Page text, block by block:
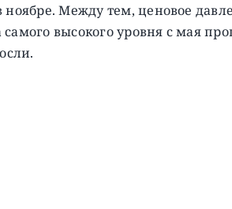
Между тем, ценовое
высокого уровня с мая